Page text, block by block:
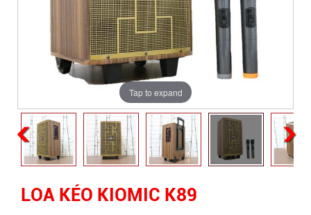
Tap to expand
LOA KÉO KIOMIC K89